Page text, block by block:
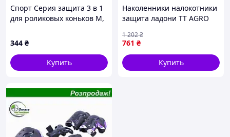
Спорт Серия защита 3 в 1
для роликовых коньков М,
344 ₴
Купить
Наколенники налокотники
защита ладони TT AGRO
активных игр защита от
травм
761 ₴
1 202₴
Купить